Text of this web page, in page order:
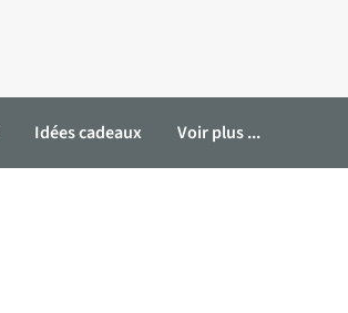
Idées cadeaux Voir plus ...